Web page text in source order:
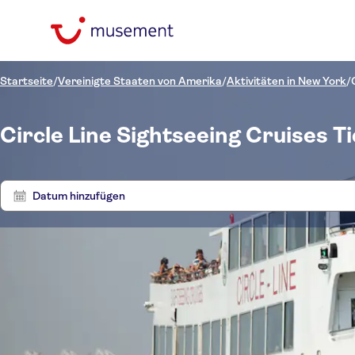
Startseite/Vereinigte Staaten von Amerika/Aktivitäten in New York/
Circle Line Sightseeing Cruises
Datum hinzufügen
Preis (pro Person)
Max. €
NO-PICKUP
Ticketoptionen
Sofortbestätigung
Kostenloser Rücktritt
Aktivitäten
Sprache